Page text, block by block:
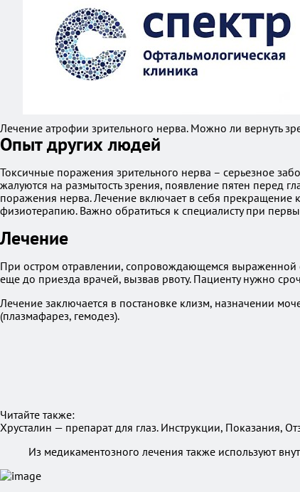
Лечение атрофии зрительного нерва. Можно ли вернуть
Опыт других людей
Токсичные поражения зрительного нерва – серьезное
жалуются на размытость зрения, появление пятен перед
поражения нерва. Лечение включает в себя прекращение
физиотерапию. Важно обратиться к специалисту при
Лечение
При остром отравлении, сопровождающемся выраженной
еще до приезда врачей, вызвав рвоту. Пациенту нужно
Лечение заключается в постановке клизм, назначении
(плазмафарез, гемодез).
Читайте также:
Хрусталин — препарат для глаз. Инструкции, Показания,
Из медикаментозного лечения также используют